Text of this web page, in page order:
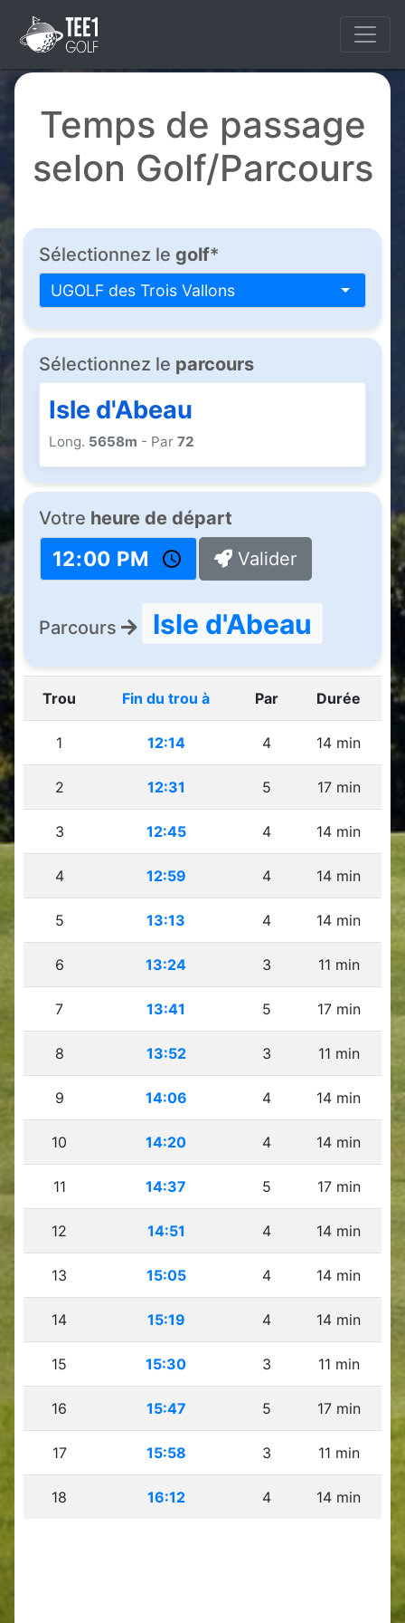
Temps de passage
selon Golf/Parcours
Sélectionnez le golf*
UGOLF des Trois Vallons
Sélectionnez le parcours
Isle d'Abeau
Long. 5658m - Par 72
Votre heure de départ
Valider
Parcours Isle d'Abeau
Trou Fin du trou à Par Durée
1 12:14 4 14 min
2 12:31 5 17 min
3 12:45 4 14 min
4 12:59 4 14 min
5 13:13 4 14 min
6 13:24 3 11 min
7 13:41 5 17 min
8 13:52 3 11 min
9 14:06 4 14 min
10 14:20 4 14 min
11 14:37 5 17 min
12 14:51 4 14 min
13 15:05 4 14 min
14 15:19 4 14 min
15 15:30 3 11 min
16 15:47 5 17 min
17 15:58 3 11 min
18 16:12 4 14 min